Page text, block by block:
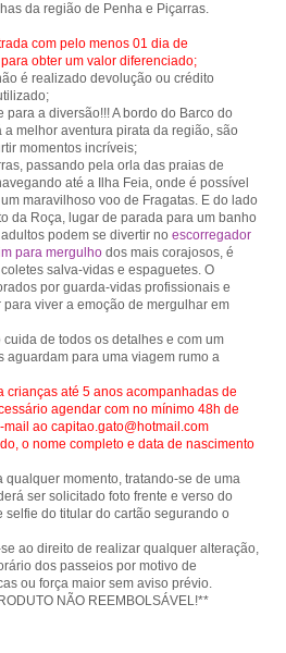
com pelo menos 01 dia de
obter um valor diferenciado;
é realizado devolução ou crédito
a diversão!!! A bordo do Barco do
melhor aventura pirata da região, são
momentos incríveis;
passando pela orla das praias de
até a Ilha Feia, onde é possível
maravilhoso voo de Fragatas. E do lado
da Roça, lugar de parada para um banho
podem se divertir no escorregador
para mergulho dos mais corajosos, é
salva-vidas e espaguetes. O
por guarda-vidas profissionais e
viver a emoção de mergulhar em
cuida de todos os detalhes e com um
aguardam para uma viagem rumo a
crianças até 5 anos acompanhadas de
agendar com no mínimo 48h de
ao capitao.gato@hotmail.com
o nome completo e data de nascimento
qualquer momento, tratando-se de uma
ser solicitado foto frente e verso do
do titular do cartão segurando o
ao direito de realizar qualquer alteração,
dos passeios por motivo de
ou força maior sem aviso prévio.